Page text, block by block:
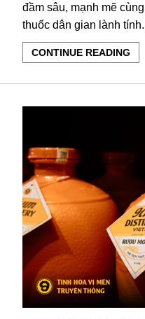
đầm sâu, mạnh mẽ
thuốc dân gian lành
CONTINUE READING